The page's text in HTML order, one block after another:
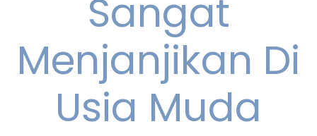
Sangat
Menjanjikan Di
Usia Muda